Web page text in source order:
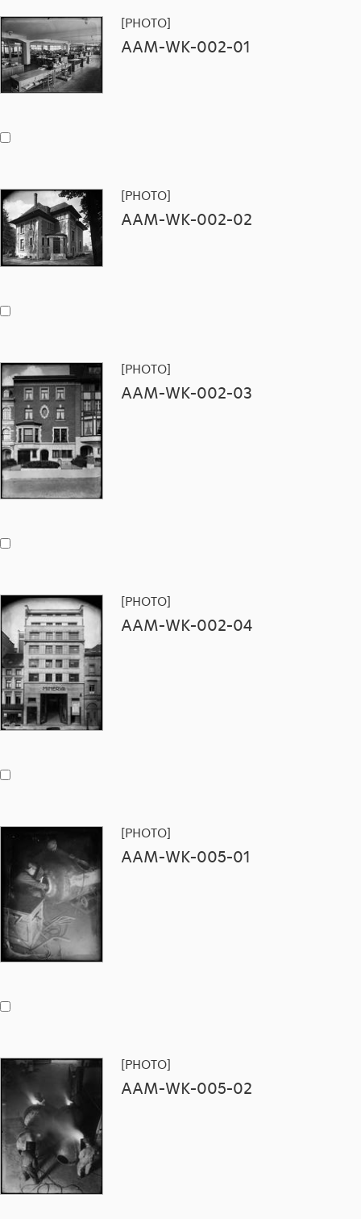
[PHOTO]
AAM-WK-002-01
[PHOTO]
AAM-WK-002-02
[PHOTO]
AAM-WK-002-03
[PHOTO]
AAM-WK-002-04
[PHOTO]
AAM-WK-005-01
[PHOTO]
AAM-WK-005-02